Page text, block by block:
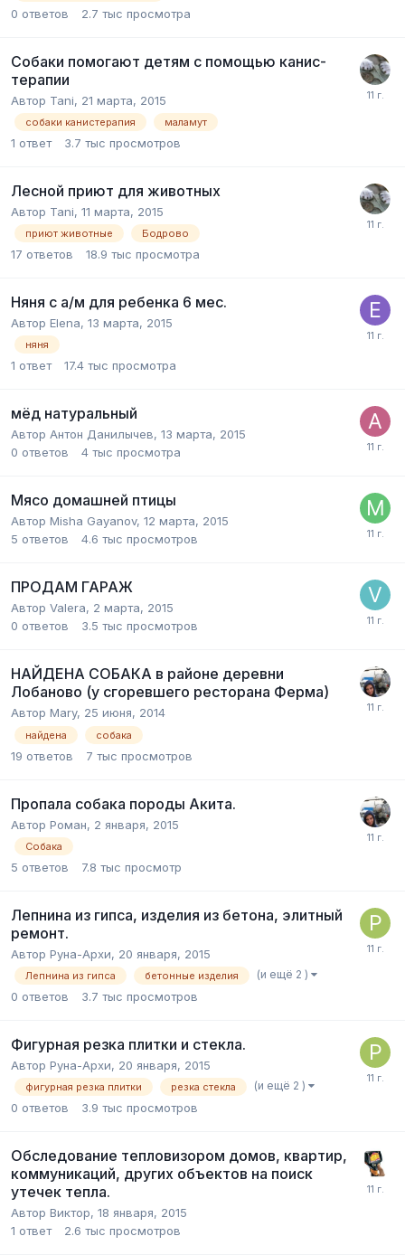
0 ответов 2.7 тыс просмотра
Собаки помогают детям с помощью канис-
терапии
Автор Tani, 21 марта, 2015
собаки канистерапия маламут
1 ответ 3.7 тыс просмотров
Лесной приют для животных
Автор Tani, 11 марта, 2015
приют животные Бодрово
17 ответов 18.9 тыс просмотра
Няня с а/м для ребенка 6 мес.
Автор Elena, 13 марта, 2015
няня
1 ответ 17.4 тыс просмотра
мёд натуральный
Автор Антон Данилычев, 13 марта, 2015
0 ответов 4 тыс просмотра
Мясо домашней птицы
Автор Misha Gayanov, 12 марта, 2015
5 ответов 4.6 тыс просмотров
ПРОДАМ ГАРАЖ
Автор Valera, 2 марта, 2015
0 ответов 3.5 тыс просмотров
НАЙДЕНА СОБАКА в районе деревни
Лобаново (у сгоревшего ресторана Ферма)
Автор Mary, 25 июня, 2014
найдена собака
19 ответов 7 тыс просмотров
Пропала собака породы Акита.
Автор Роман, 2 января, 2015
Собака
5 ответов 7.8 тыс просмотр
Лепнина из гипса, изделия из бетона, элитный
ремонт.
Автор Руна-Архи, 20 января, 2015
Лепнина из гипса бетонные изделия (и ещё 2 )
0 ответов 3.7 тыс просмотров
Фигурная резка плитки и стекла.
Автор Руна-Архи, 20 января, 2015
фигурная резка плитки резка стекла (и ещё 2 )
0 ответов 3.9 тыс просмотров
Обследование тепловизором домов, квартир,
коммуникаций, других объектов на поиск
утечек тепла.
Автор Виктор, 18 января, 2015
1 ответ 2.6 тыс просмотров